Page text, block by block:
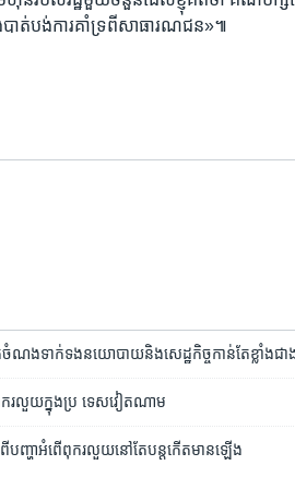
បាត់បង់​ការ​គាំទ្រ​ពី​សាធារណជន»៕
ចំណង​ទាក់ទង​នយោបាយ​និង​សេដ្ឋកិច្ច​កាន់​តែ​ខ្លាំង​ជ
ពុករលួយ​ក្នុង​ប្រ ទេស​វៀត​ណាម
បញ្ហា​អំពើ​ពុករលួយ​​នៅ​តែ​បន្ត​កើត​មាន​ឡើង